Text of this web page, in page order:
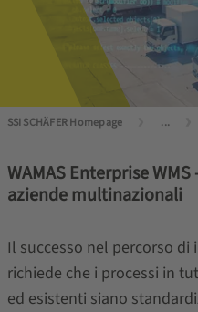
SSI SCHÄFER Homepage ...
WAMAS Enterprise
aziende multinazionali
Il successo nel percorso
richiede che i processi in
ed esistenti siano